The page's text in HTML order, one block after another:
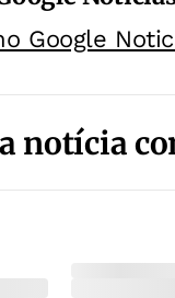
Google
notícia